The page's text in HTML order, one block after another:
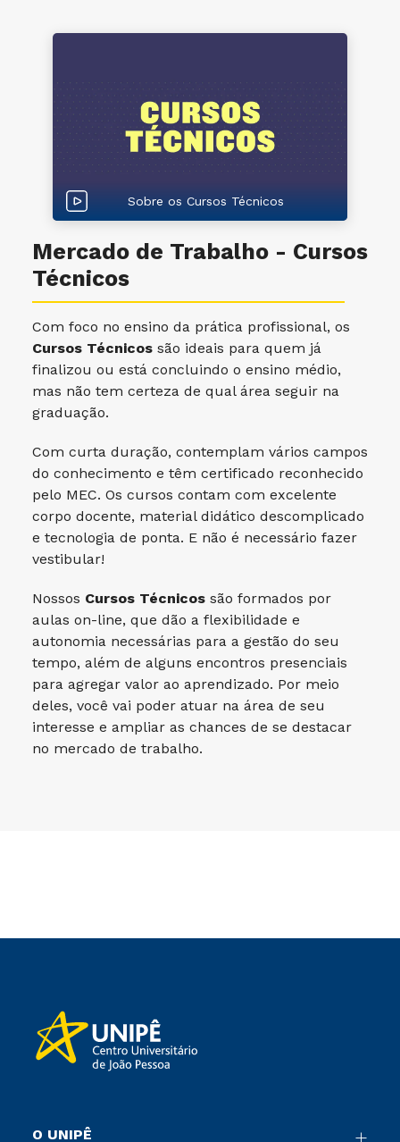
Mercado de Trabalho - Cursos
Técnicos
Com foco no ensino da prática profissional, os
Cursos Técnicos são ideais para quem já
finalizou ou está concluindo o ensino médio,
mas não tem certeza de qual área seguir na
graduação.
Com curta duração, contemplam vários campos
do conhecimento e têm certificado reconhecido
pelo MEC. Os cursos contam com excelente
corpo docente, material didático descomplicado
e tecnologia de ponta. E não é necessário fazer
vestibular!
Nossos Cursos Técnicos são formados por
aulas on-line, que dão a flexibilidade e
autonomia necessárias para a gestão do seu
tempo, além de alguns encontros presenciais
para agregar valor ao aprendizado. Por meio
deles, você vai poder atuar na área de seu
interesse e ampliar as chances de se destacar
no mercado de trabalho.
Sobre os Cursos Técnicos
O UNIPÊ